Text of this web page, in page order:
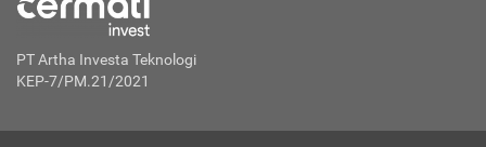
PT Artha Investa Teknologi
KEP-7/PM.21/2021